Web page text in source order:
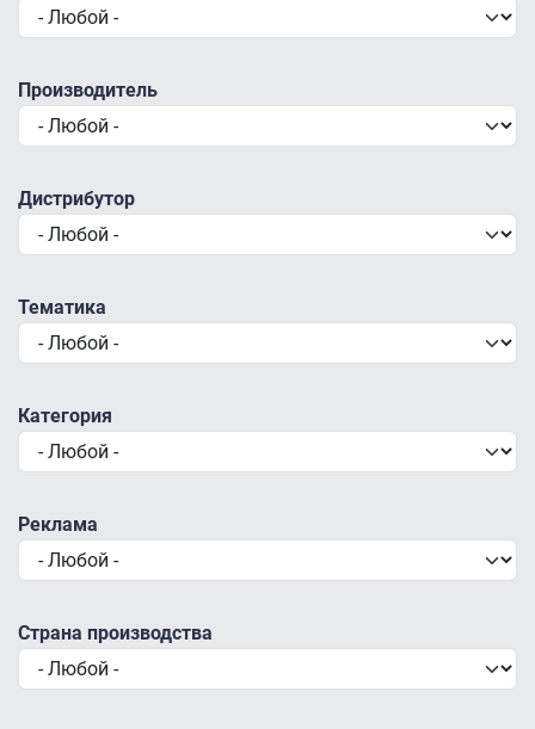
Производитель
Дистрибутор
Тематика
Категория
Реклама
Страна производства